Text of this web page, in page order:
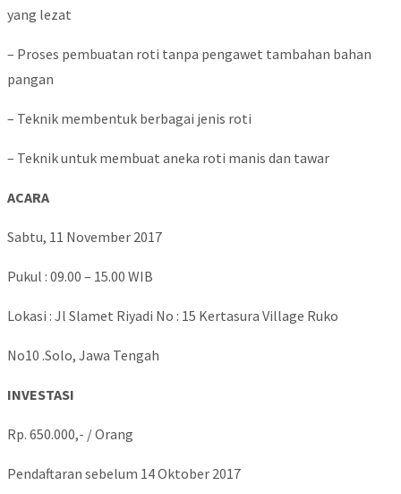
yang lezat
– Proses pembuatan roti tanpa pengawet tambahan bahan
pangan
– Teknik membentuk berbagai jenis roti
– Teknik untuk membuat aneka roti manis dan tawar
ACARA
Sabtu, 11 November 2017
Pukul : 09.00 – 15.00 WIB
Lokasi : Jl Slamet Riyadi No : 15 Kertasura Village Ruko
No10 .Solo, Jawa Tengah
INVESTASI
Rp. 650.000,- / Orang
Pendaftaran sebelum 14 Oktober 2017